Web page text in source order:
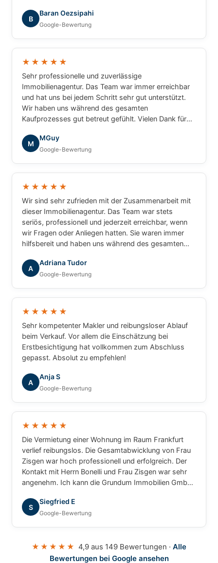
B
Baran Oezsipahi
Google-Bewertung
★★★★★
Sehr professionelle und zuverlässige
Immobilienagentur. Das Team war immer erreichbar
und hat uns bei jedem Schritt sehr gut unterstützt.
Wir haben uns während des gesamten
Kaufprozesses gut betreut gefühlt. Vielen Dank für
M
MGuy
Google-Bewertung
★★★★★
Wir sind sehr zufrieden mit der Zusammenarbeit mit
dieser Immobilienagentur. Das Team war stets
seriös, professionell und jederzeit erreichbar, wenn
wir Fragen oder Anliegen hatten. Sie waren immer
hilfsbereit und haben uns während des gesamten
Agentur mit gutem Gewissen weiterempfehlen.
A
Adriana Tudor
Google-Bewertung
★★★★★
Sehr kompetenter Makler und reibungsloser Ablauf
beim Verkauf. Vor allem die Einschätzung bei
Erstbesichtigung hat vollkommen zum Abschluss
gepasst. Absolut zu empfehlen!
A
Anja S
Google-Bewertung
★★★★★
Die Vermietung einer Wohnung im Raum Frankfurt
verlief reibungslos. Die Gesamtabwicklung von Frau
Zisgen war hoch professionell und erfolgreich. Der
Kontakt mit Herrn Bonelli und Frau Zisgen war sehr
angenehm. Ich kann die Grundum Immobilien GmbH
S
Siegfried E
Google-Bewertung
★★★★★ 4,9 aus 149 Bewertungen · Alle
Bewertungen bei Google ansehen